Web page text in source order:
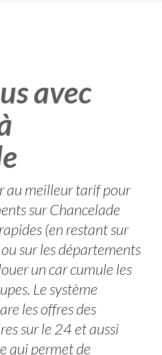
avec
au meilleur tarif pour
sur Chancelade
(en restant sur
sur les départements
un car cumule les
Le système
les offres des
sur le 24 et aussi
qui permet de